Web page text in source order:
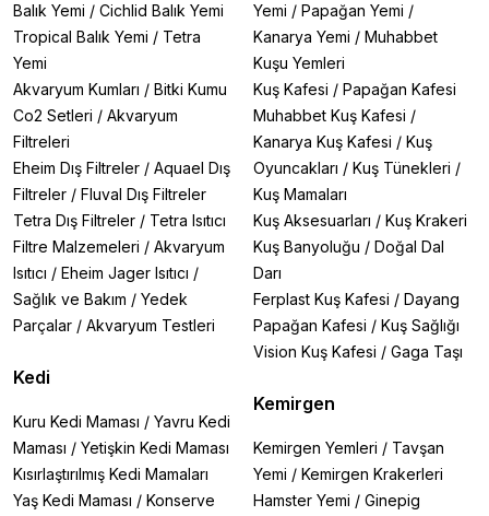
Balık Yemi / Cichlid Balık Yemi
Tropical Balık Yemi / Tetra
Yemi
Akvaryum Kumları / Bitki Kumu
Co2 Setleri / Akvaryum
Filtreleri
Eheim Dış Filtreler / Aquael Dış
Filtreler / Fluval Dış Filtreler
Tetra Dış Filtreler / Tetra Isıtıcı
Filtre Malzemeleri / Akvaryum
Isıtıcı / Eheim Jager Isıtıcı /
Sağlık ve Bakım / Yedek
Parçalar / Akvaryum Testleri
Kedi
Kuru Kedi Maması / Yavru Kedi
Maması / Yetişkin Kedi Maması
Kısırlaştırılmış Kedi Mamaları
Yaş Kedi Maması / Konserve
Yemi / Papağan Yemi /
Kanarya Yemi / Muhabbet
Kuşu Yemleri
Kuş Kafesi / Papağan Kafesi
Muhabbet Kuş Kafesi /
Kanarya Kuş Kafesi / Kuş
Oyuncakları / Kuş Tünekleri /
Kuş Mamaları
Kuş Aksesuarları / Kuş Krakeri
Kuş Banyoluğu / Doğal Dal
Darı
Ferplast Kuş Kafesi / Dayang
Papağan Kafesi / Kuş Sağlığı
Vision Kuş Kafesi / Gaga Taşı
Kemirgen
Kemirgen Yemleri / Tavşan
Yemi / Kemirgen Krakerleri
Hamster Yemi / Ginepig